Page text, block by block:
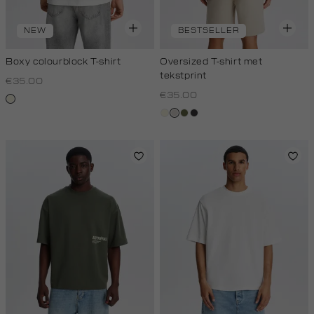
NEW
Boxy colourblock T-shirt
€35.00
wit,
BESTSELLER
Oversized T-shirt met
tekstprint
€35.00
wit,taupe,
groen,
grijs,